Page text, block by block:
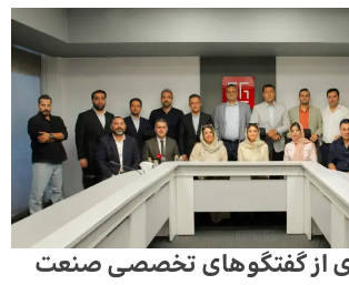
از گفتگوهای تخصصی صنعت